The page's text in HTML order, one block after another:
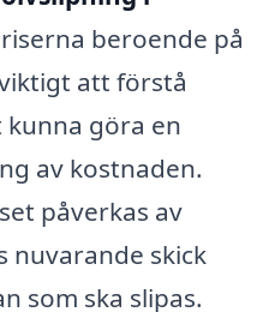
beroende på
att förstå
göra en
av kostnaden.
påverkas av
nuvarande skick
som ska slipas.